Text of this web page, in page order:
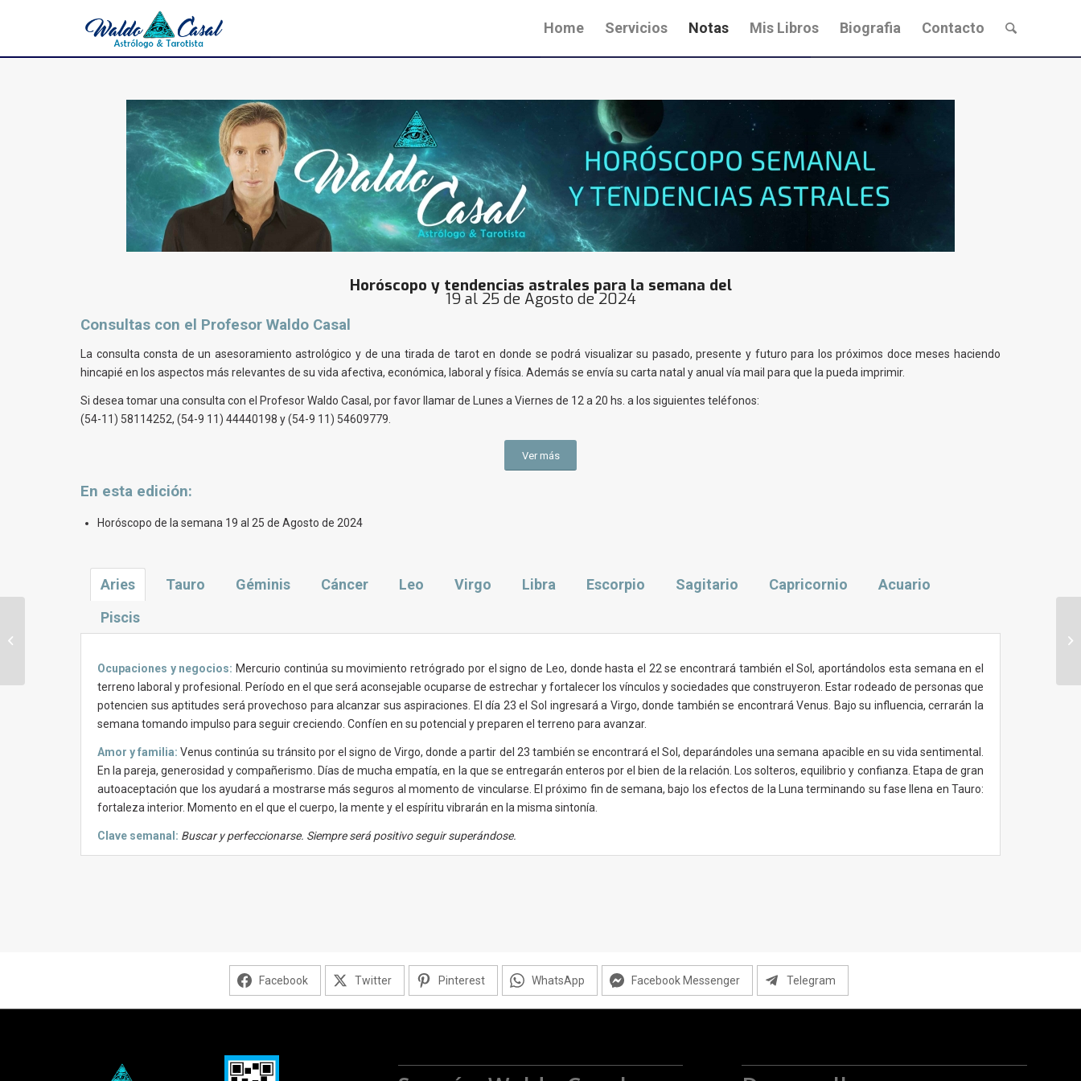
Home Servicios Notas Mis Libros Biografia Contacto
Horóscopo y tendencias astrales para la semana del
19 al 25 de Agosto de 2024
Consultas con el Profesor Waldo Casal
La consulta consta de un asesoramiento astrológico y de una tirada de tarot en donde se podrá visualizar su pasado, presente y futuro para los próximos doce meses haciendo
hincapié en los aspectos más relevantes de su vida afectiva, económica, laboral y física. Además se envía su carta natal y anual vía mail para que la pueda imprimir.
Si desea tomar una consulta con el Profesor Waldo Casal, por favor llamar de Lunes a Viernes de 12 a 20 hs. a los siguientes teléfonos:
(54-11) 58114252, (54-9 11) 44440198 y (54-9 11) 54609779.
Ver más
En esta edición:
Horóscopo de la semana 19 al 25 de Agosto de 2024
Aries Tauro Géminis Cáncer Leo Virgo Libra Escorpio Sagitario Capricornio
Acuario
Piscis
Ocupaciones y negocios: Mercurio continúa su movimiento retrógrado por el signo de Leo, donde hasta el 22 se encontrará también el Sol, aportándolos esta semana en el
terreno laboral y profesional. Período en el que será aconsejable ocuparse de estrechar y fortalecer los vínculos y sociedades que construyeron. Estar rodeado de personas que
potencien sus aptitudes será provechoso para alcanzar sus aspiraciones. El día 23 el Sol ingresará a Virgo, donde también se encontrará Venus. Bajo su influencia, cerrarán la
semana tomando impulso para seguir creciendo. Confíen en su potencial y preparen el terreno para avanzar.
Amor y familia:Venus continúa su tránsito por el signo de Virgo, donde a partir del 23 también se encontrará el Sol, deparándoles una semana apacible en su vida sentimental.
En la pareja, generosidad y compañerismo. Días de mucha empatía, en la que se entregarán enteros por el bien de la relación. Los solteros, equilibrio y confianza. Etapa de gran
autoaceptación que los ayudará a mostrarse más seguros al momento de vincularse. El próximo fin de semana, bajo los efectos de la Luna terminando su fase llena en Tauro:
fortaleza interior. Momento en el que el cuerpo, la mente y el espíritu vibrarán en la misma sintonía.
Clave semanal: Buscar y perfeccionarse. Siempre será positivo seguir superándose.
Facebook Twitter Pinterest WhatsApp Facebook Messenger Telegram
Horóscopo y tendencias astrales